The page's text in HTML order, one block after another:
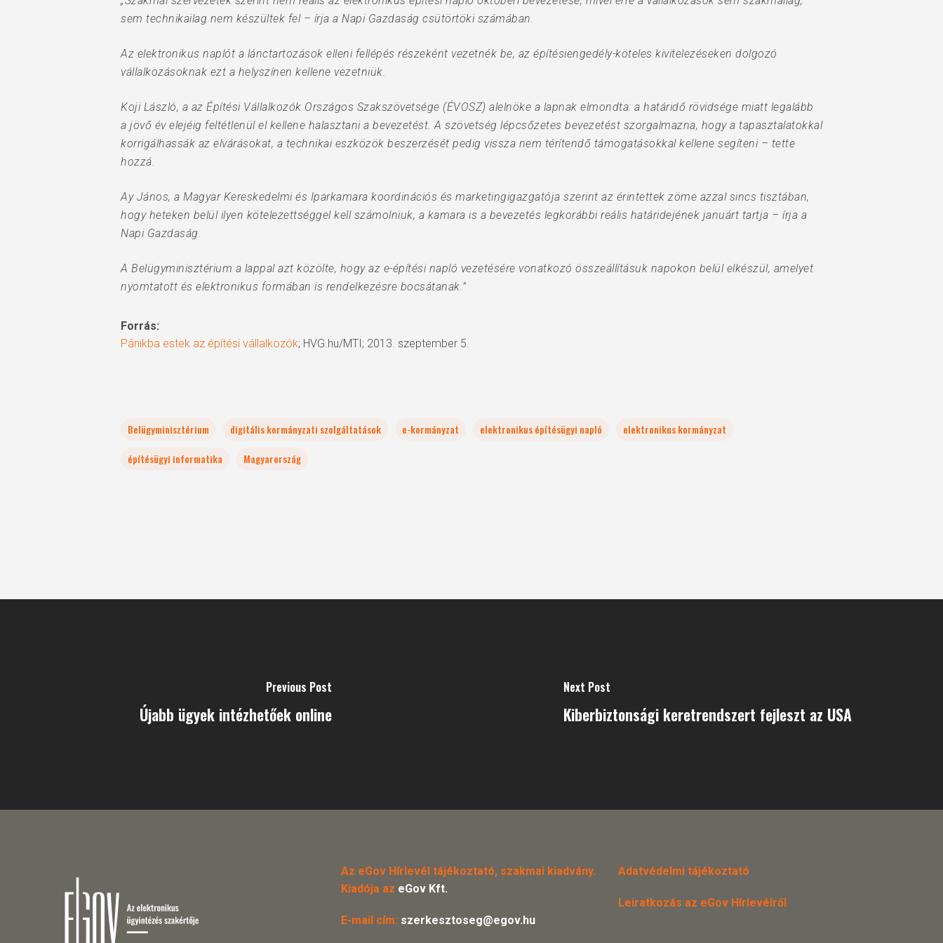
sem technikailag nem készültek fel – írja a Napi Gazdaság csütörtöki számában.
Az elektronikus naplót a lánctartozások elleni fellépés részeként vezetnék be, az építésiengedély-köteles kivitelezéseken dolgozó
vállalkozásoknak ezt a helyszínen kellene vezetniük.
Koji László, a az Építési Vállalkozók Országos Szakszövetsége (ÉVOSZ) alelnöke a lapnak elmondta: a határidő rövidsége miatt legalább
a jövő év elejéig feltétlenül el kellene halasztani a bevezetést. A szövetség lépcsőzetes bevezetést szorgalmazna, hogy a tapasztalatokkal
korrigálhassák az elvárásokat, a technikai eszközök beszerzését pedig vissza nem térítendő támogatásokkal kellene segíteni – tette
hozzá.
Ay János, a Magyar Kereskedelmi és Iparkamara koordinációs és marketingigazgatója szerint az érintettek zöme azzal sincs tisztában,
hogy heteken belül ilyen kötelezettséggel kell számolniuk, a kamara is a bevezetés legkorábbi reális határidejének januárt tartja – írja a
Napi Gazdaság.
A Belügyminisztérium a lappal azt közölte, hogy az e-építési napló vezetésére vonatkozó összeállításuk napokon belül elkészül, amelyet
nyomtatott és elektronikus formában is rendelkezésre bocsátanak.”
Forrás:
Pánikba estek az építési vállalkozók; HVG.hu/MTI; 2013. szeptember 5.
Belügyminisztérium digitális kormányzati szolgáltatások e-kormányzat elektronikus építésügyi napló
elektronikus kormányzat
építésügyi informatika
Magyarország
Previous Post
Újabb ügyek intézhetőek online
Next Post
Kiberbiztonsági keretrendszert fejleszt az USA
Az eGov Hírlevél tájékoztató, szakmai kiadvány.
Kiadója az eGov Kft.
E-mail cím: szerkesztoseg@egov.hu
Adatvédelmi tájékoztató
Leiratkozás az eGov Hírlevélről